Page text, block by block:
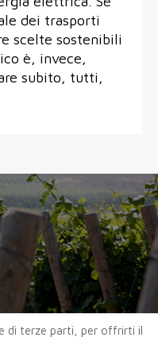
dei trasporti
scelte sostenibili
è, invece,
subito, tutti,
di terze parti, per offrirti il